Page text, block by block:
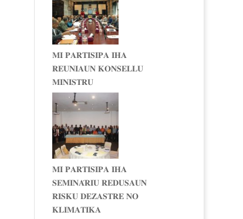
𝐌𝐈 𝐏𝐀𝐑𝐓𝐈𝐒𝐈𝐏𝐀 𝐈𝐇𝐀
𝐑𝐄𝐔𝐍𝐈𝐀𝐔𝐍 𝐊𝐎𝐍𝐒𝐄𝐋𝐋𝐔
𝐌𝐈𝐍𝐈𝐒𝐓𝐑𝐔
𝐌𝐈 𝐏𝐀𝐑𝐓𝐈𝐒𝐈𝐏𝐀 𝐈𝐇𝐀
𝐒𝐄𝐌𝐈𝐍𝐀́𝐑𝐈𝐔 𝐑𝐄𝐃𝐔𝐒𝐀𝐔𝐍
𝐑𝐈𝐒𝐊𝐔 𝐃𝐄𝐙𝐀𝐒𝐓𝐑𝐄 𝐍𝐎
𝐊𝐋𝐈𝐌𝐀𝐓𝐈𝐊𝐀